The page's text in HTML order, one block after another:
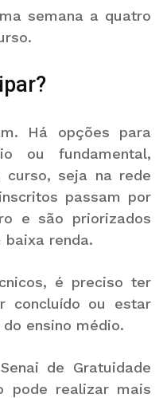
semana a quatro
Há opções para
ou fundamental,
curso, seja na rede
passam por
e são priorizados
baixa renda.
é preciso ter
concluído ou estar
ensino médio.
de Gratuidade
pode realizar mais